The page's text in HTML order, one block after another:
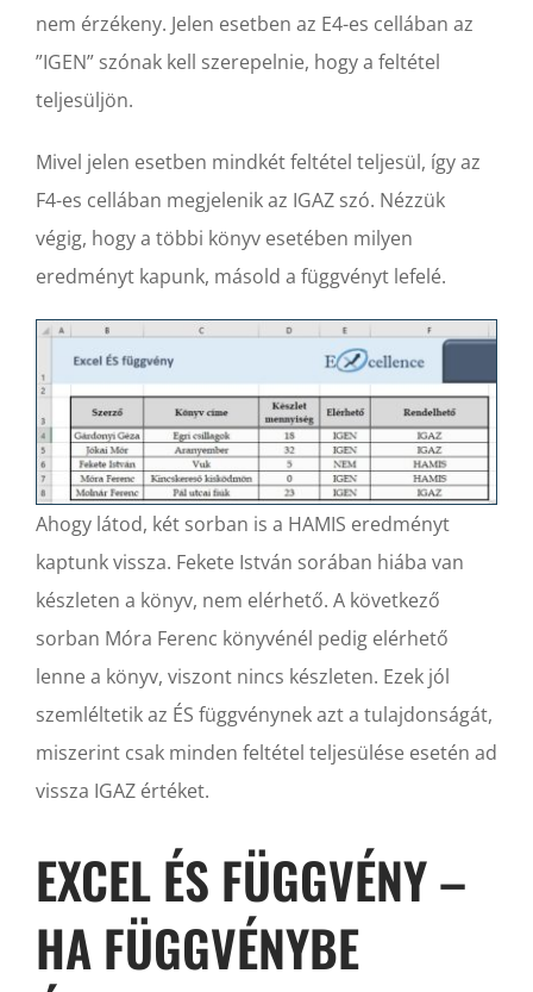
nem érzékeny. Jelen esetben az E4-es cellában az
”IGEN” szónak kell szerepelnie, hogy a feltétel
teljesüljön.
Mivel jelen esetben mindkét feltétel teljesül, így az
F4-es cellában megjelenik az IGAZ szó. Nézzük
végig, hogy a többi könyv esetében milyen
eredményt kapunk, másold a függvényt lefelé.
Ahogy látod, két sorban is a HAMIS eredményt
kaptunk vissza. Fekete István sorában hiába van
készleten a könyv, nem elérhető. A következő
sorban Móra Ferenc könyvénél pedig elérhető
lenne a könyv, viszont nincs készleten. Ezek jól
szemléltetik az ÉS függvénynek azt a tulajdonságát,
miszerint csak minden feltétel teljesülése esetén ad
vissza IGAZ értéket.
EXCEL ÉS FÜGGVÉNY –
HA FÜGGVÉNYBE